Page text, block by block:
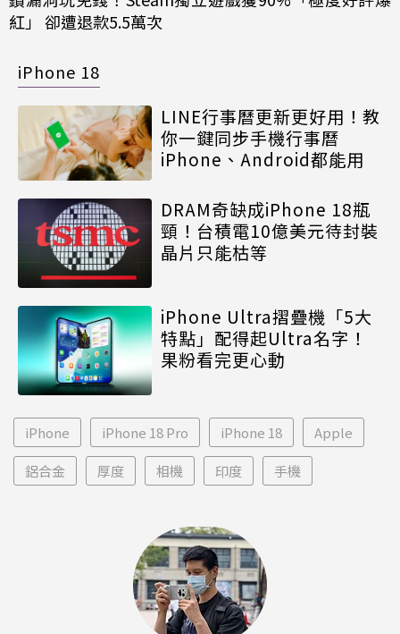
紅」 卻遭退款5.5萬次
iPhone 18
LINE行事曆更新更好用！教
你一鍵同步手機行事曆
iPhone、Android都能用
DRAM奇缺成iPhone 18瓶
頸！台積電10億美元待封裝
晶片只能枯等
iPhone Ultra摺疊機「5大
特點」配得起Ultra名字！
果粉看完更心動
iPhone iPhone 18 Pro iPhone 18 Apple
鋁合金 厚度 相機 印度 手機